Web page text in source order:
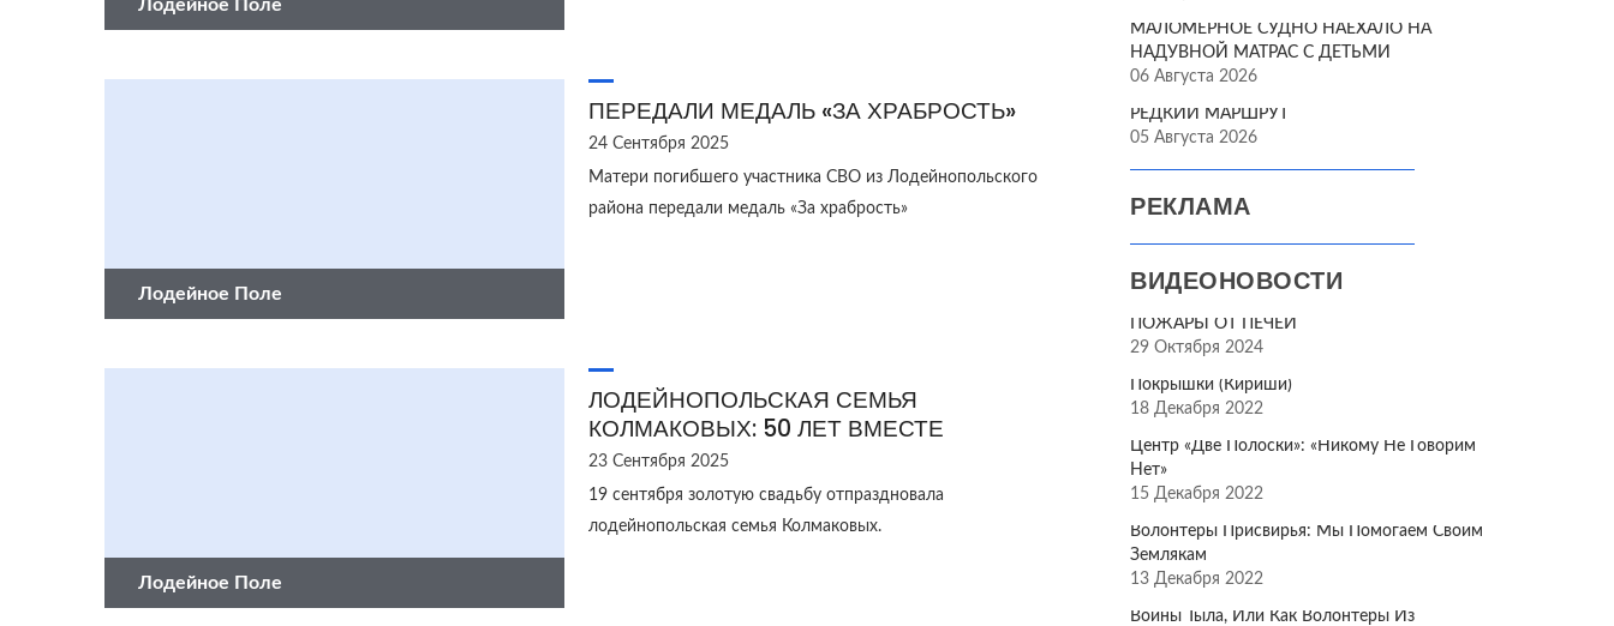
Лодейное Поле
Лодейное Поле
ПЕРЕДАЛИ МЕДАЛЬ «ЗА ХРАБРОСТЬ»
24 Сентября 2025
Матери погибшего участника СВО из Лодейнопольского
района передали медаль «За храбрость»
Лодейное Поле
ЛОДЕЙНОПОЛЬСКАЯ СЕМЬЯ
КОЛМАКОВЫХ: 50 ЛЕТ ВМЕСТЕ
23 Сентября 2025
19 сентября золотую свадьбу отпраздновала
лодейнопольская семья Колмаковых.
МАЛОМЕРНОЕ СУДНО НАЕХАЛО НА
НАДУВНОЙ МАТРАС С ДЕТЬМИ
06 Августа 2026
РЕДКИЙ МАРШРУТ
05 Августа 2026
РЕКЛАМА
ВИДЕОНОВОСТИ
ПОЖАРЫ ОТ ПЕЧЕЙ
29 Октября 2024
Покрышки (Кириши)
18 Декабря 2022
Центр «Две Полоски»: «Никому Не Говорим
Нет»
15 Декабря 2022
Волонтёры Присвирья: Мы Помогаем Своим
Землякам
13 Декабря 2022
Воины Тыла, Или Как Волонтёры Из